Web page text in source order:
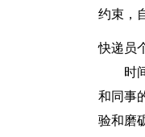
约束，
快递员
时
和同事
验和磨